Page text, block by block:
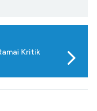
Kritik